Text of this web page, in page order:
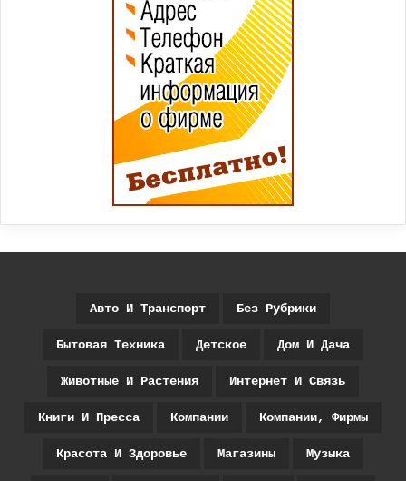
Авто И Транспорт Без Рубрики
Бытовая Техника Детское Дом И Дача
Животные И Растения Интернет И Связь
Книги И Пресса Компании Компании, Фирмы
Красота И Здоровье Магазины Музыка